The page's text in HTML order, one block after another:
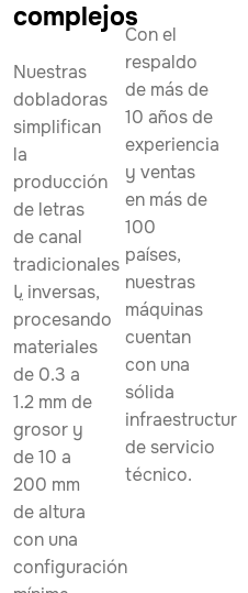
complejos
Nuestras
dobladoras
simplifican
la
producción
de letras
de canal
tradicionales
یا inversas,
procesando
materiales
de 0.3 a
1.2 mm de
grosor y
de 10 a
200 mm
de altura
con una
configuración
Con el
respaldo
de más de
10 años de
experiencia
y ventas
en más de
100
países,
nuestras
máquinas
cuentan
con una
sólida
infraestructura
de servicio
técnico.